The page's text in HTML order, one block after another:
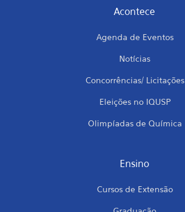
Acontece
Agenda de Eventos
Notícias
Concorrências/ Licitações
Eleições no IQUSP
Olimpíadas de Química
Ensino
Cursos de Extensão